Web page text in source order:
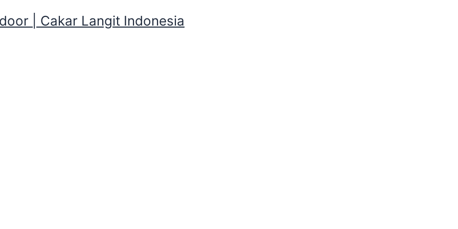
| Cakar Langit Indonesia
dan Perlengkapan Kemping daerah Cibadak,Kota